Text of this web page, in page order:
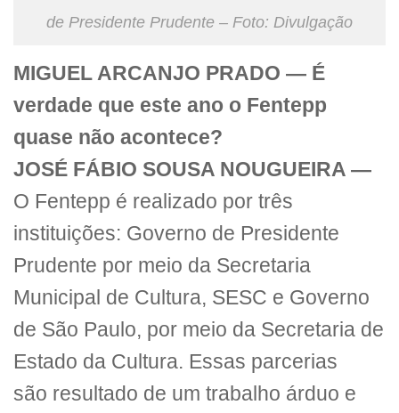
de Presidente Prudente – Foto: Divulgação
MIGUEL ARCANJO PRADO — É
verdade que este ano o Fentepp
quase não acontece?
JOSÉ FÁBIO SOUSA NOUGUEIRA —
O Fentepp é realizado por três
instituições: Governo de Presidente
Prudente por meio da Secretaria
Municipal de Cultura, SESC e Governo
de São Paulo, por meio da Secretaria de
Estado da Cultura. Essas parcerias
são resultado de um trabalho árduo e